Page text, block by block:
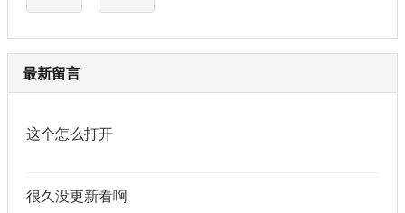
最新留言
这个怎么打开
很久没更新看啊